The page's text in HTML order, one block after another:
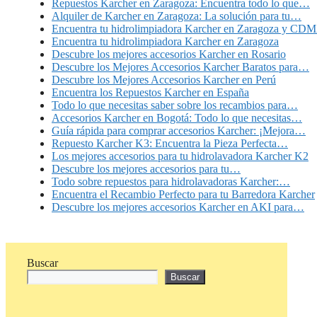
Repuestos Karcher en Zaragoza: Encuentra todo lo que…
Alquiler de Karcher en Zaragoza: La solución para tu…
Encuentra tu hidrolimpiadora Karcher en Zaragoza y
Encuentra tu hidrolimpiadora Karcher en Zaragoza
Descubre los mejores accesorios Karcher en Rosario
Descubre los Mejores Accesorios Karcher Baratos para…
Descubre los Mejores Accesorios Karcher en Perú
Encuentra los Repuestos Karcher en España
Todo lo que necesitas saber sobre los recambios para…
Accesorios Karcher en Bogotá: Todo lo que necesitas…
Guía rápida para comprar accesorios Karcher: ¡Mejora…
Repuesto Karcher K3: Encuentra la Pieza Perfecta…
Los mejores accesorios para tu hidrolavadora Karcher K2
Descubre los mejores accesorios para tu…
Todo sobre repuestos para hidrolavadoras Karcher:…
Encuentra el Recambio Perfecto para tu Barredora Karcher
Descubre los mejores accesorios Karcher en AKI para…
Buscar
Buscar